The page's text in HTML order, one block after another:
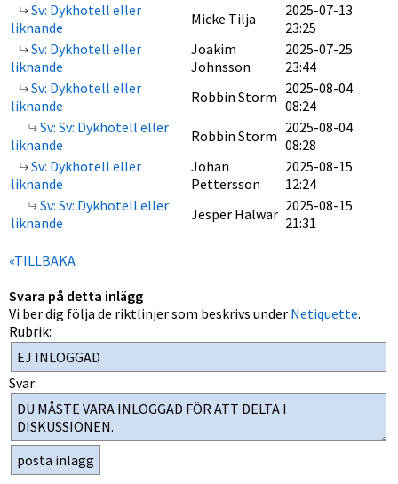
Sv: Dykhotell eller
liknande
Micke Tilja
2025-07-13
23:25
Sv: Dykhotell eller
liknande
Joakim
Johnsson
2025-07-25
23:44
Sv: Dykhotell eller
liknande
Robbin Storm 2025-08-04
08:24
Sv: Sv: Dykhotell eller
liknande
Robbin Storm 2025-08-04
08:28
Sv: Dykhotell eller
liknande
Johan
Pettersson
2025-08-15
12:24
Sv: Sv: Dykhotell eller
liknande
Jesper Halwar 2025-08-15
21:31
«TILLBAKA
Svara på detta inlägg
Vi ber dig följa de riktlinjer som beskrivs under Netiquette.
Rubrik:
Svar: